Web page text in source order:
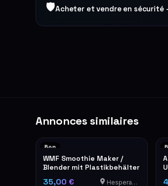
🛡Acheter et vendre en sécurité
Annonces similaires
Bon
WMF Smoothie Maker /
Blender mit Plastikbehälter
35,00 € Hesperange